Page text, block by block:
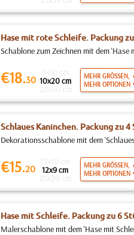
Hase mit rote Schleife. Packung
Schablone zum Zeichnen mit dem
€18.30 10x20 cm
MEHR GRÖSSEN,
MEHR OPTIONEN
Schlaues Kaninchen. Packung zu 4
Dekorationsschablone mit dem
€15.20 12x9 cm
MEHR GRÖSSEN,
MEHR OPTIONEN
Hase mit Schleife. Packung zu 6
Malerschablone mit dem 'Hase mit